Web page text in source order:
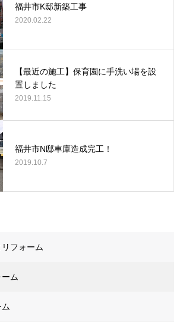
福井市K邸新築工事
2020.02.22
【最近の施工】保育園に手洗い場を設
置しました
2019.11.15
福井市N邸車庫造成完工！
2019.10.7
フォーム
ム
ム